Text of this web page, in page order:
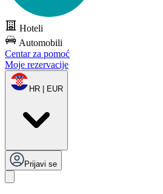
Hoteli
Automobili
Centar za pomoć
Moje rezervacije
HR | EUR
Prijavi se